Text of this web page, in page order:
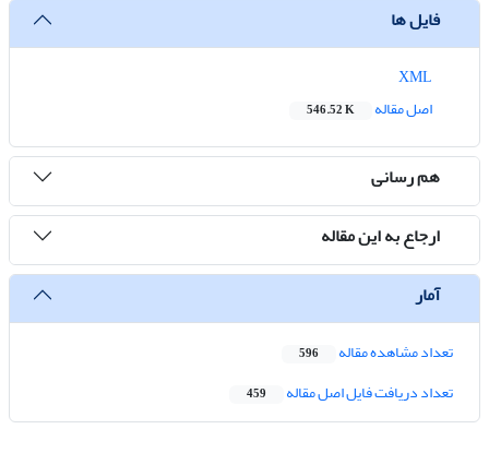
فایل ها
اصل مقاله
546.52 K
هم رسانی
ارجاع به این مقاله
آمار
تعداد مشاهده مقاله 596
تعداد دریافت فایل اصل مقاله 459